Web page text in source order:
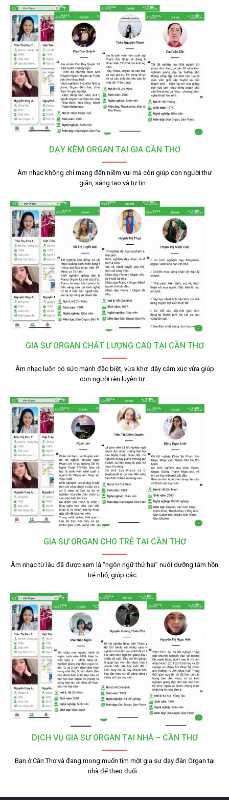
DẠY KÈM ORGAN TẠI GIA CẦN THƠ
Âm nhạc không chỉ mang đến niềm vui mà còn giúp con người thư
giãn, sáng tạo và tự tin…
GIA SƯ ORGAN CHẤT LƯỢNG CAO TẠI CẦN THƠ
Âm nhạc luôn có sức mạnh đặc biệt, vừa khơi dậy cảm xúc vừa giúp
con người rèn luyện tư…
GIA SƯ ORGAN CHO TRẺ TẠI CẦN THƠ
Âm nhạc từ lâu đã được xem là “ngôn ngữ thứ hai” nuôi dưỡng tâm hồn
trẻ nhỏ, giúp các…
DỊCH VỤ GIA SƯ ORGAN TẠI NHÀ – CẦN THƠ
Bạn ở Cần Thơ và đang mong muốn tìm một gia sư dạy đàn Organ tại
nhà để theo đuổi…